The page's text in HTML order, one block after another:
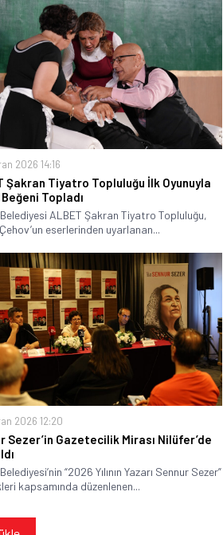
2026 14:16
Şakran Tiyatro Topluluğu İlk Oyunuyla
Beğeni Topladı
ALBET Şakran Tiyatro Topluluğu,
eserlerinden uyarlanan...
2026 12:20
Sezer’in Gazetecilik Mirası Nilüfer’de
“2026 Yılının Yazarı Sennur Sezer”
kapsamında düzenlenen...